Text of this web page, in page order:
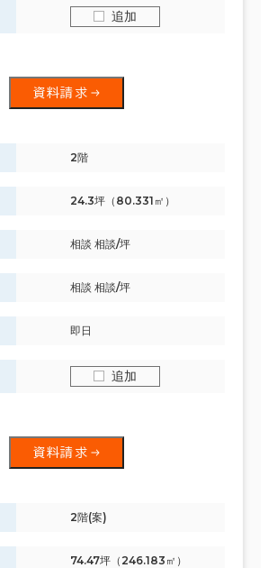
追加
資料請求
2階
24.3坪（80.331㎡）
相談 相談/坪
相談 相談/坪
即日
追加
資料請求
2階(案)
74.47坪（246.183㎡）